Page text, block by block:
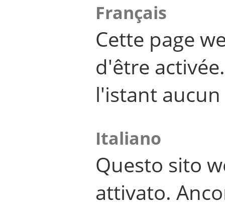
Français
Cette page
d'être
l'istant
Italiano
Questo sito
attivato.